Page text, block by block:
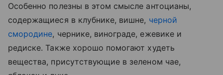
Особенно полезны в этом смысле антоцианы,
содержащиеся в клубнике, вишне, черной
смородине, чернике, винограде, ежевике и
редиске. Также хорошо помогают худеть
вещества, присутствующие в зеленом чае,